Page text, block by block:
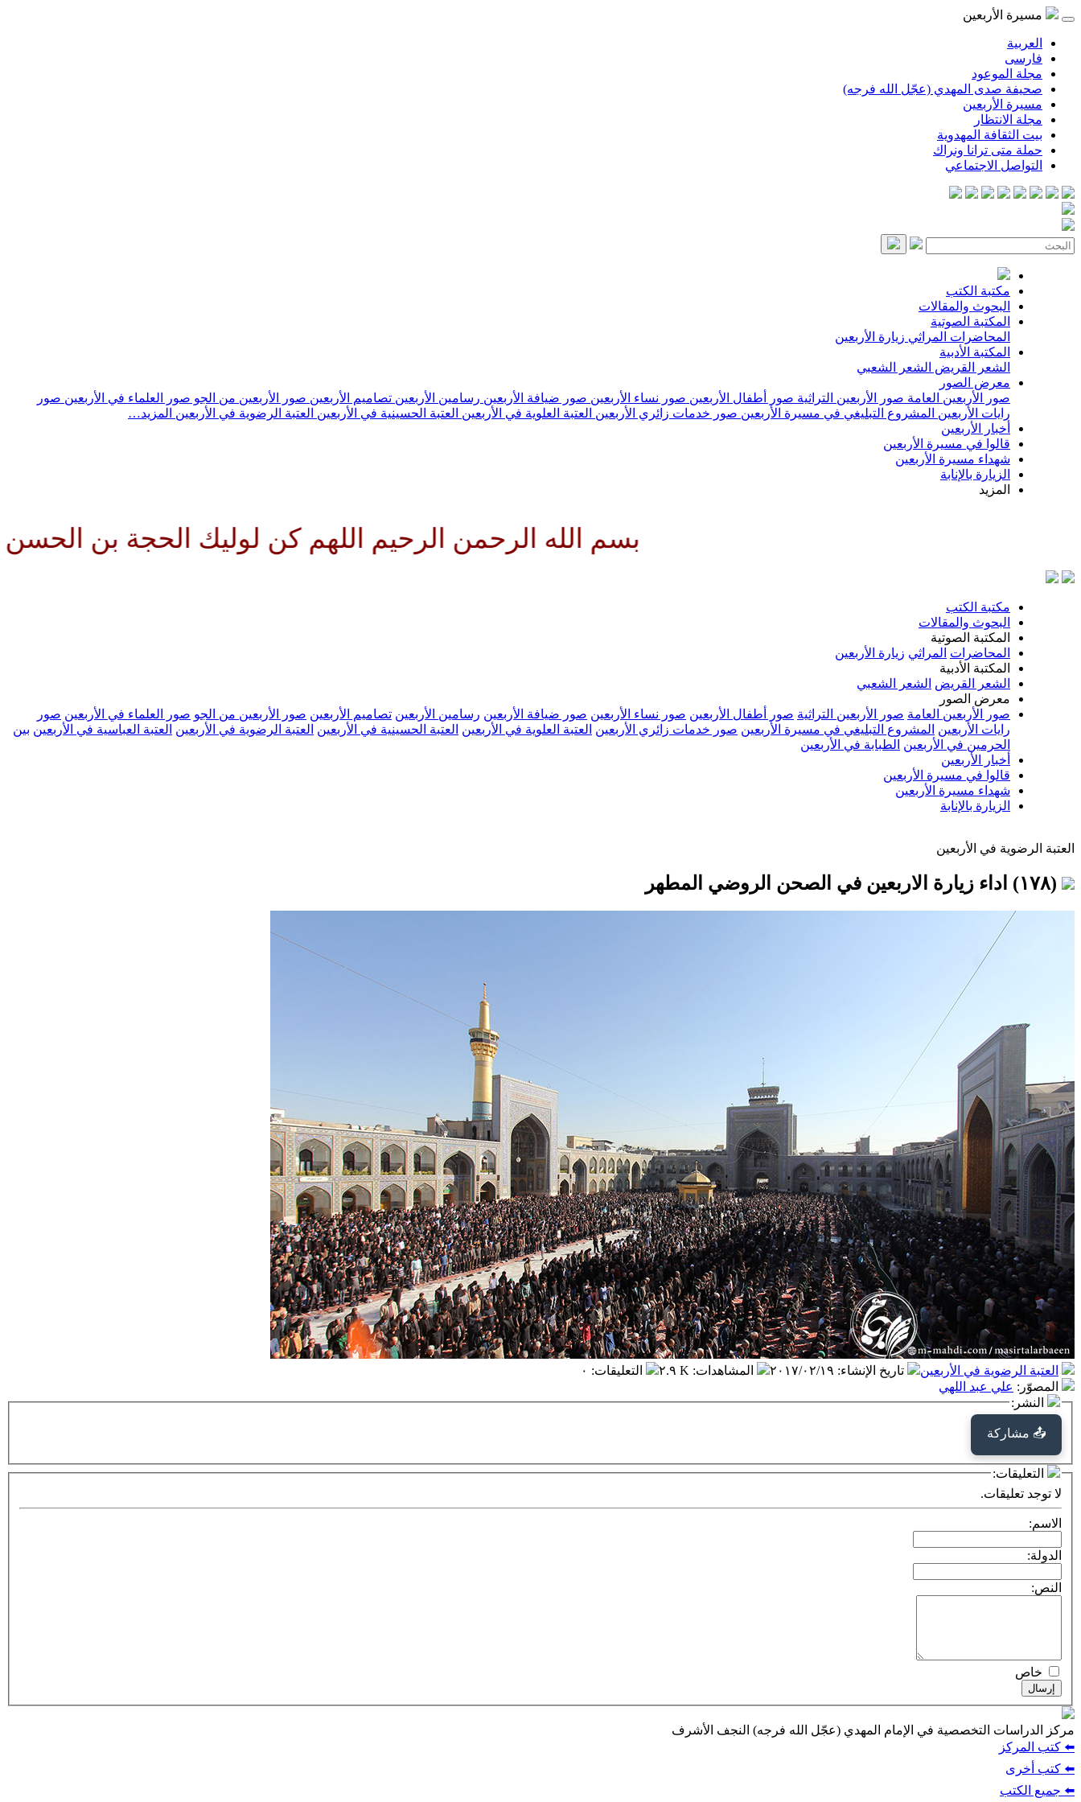
مسيرة الأربعين
العربية
فارسی
مجلة الموعود
صحيفة صدى المهدي (عجّل الله فرجه)
مسيرة الأربعين
مجلة الانتظار
بيت الثقافة المهدوية
حملة متى ترانا ونراك
التواصل الاجتماعي
مكتبة الكتب
البحوث والمقالات
المكتبة الصوتية
المحاضرات المراثي زيارة الأربعين
المكتبة الأدبية
الشعر القريض الشعر الشعبي
معرض الصور
صور الأربعين العامة صور الأربعين التراثية صور أطفال الأربعين صور نساء الأربعين صور ضيافة الأربعين رسامين الأربعين تصاميم الأربعين صور الأربعين من الجو صور العلماء في الأربعين صور
رايات الأربعين المشروع التبليغي في مسيرة الأربعين صور خدمات زائري الأربعين العتبة العلوية في الأربعين العتبة الحسينية في الأربعين العتبة الرضوية في الأربعين المزيد…
أخبار الأربعين
قالوا في مسيرة الأربعين
شهداء مسيرة الأربعين
الزيارة بالإنابة
المزيد
بسم الله الرحمن الرحيم اللهم كن لوليك الحجة بن الحسن
مكتبة الكتب
البحوث والمقالات
المكتبة الصوتية
المحاضرات المراثي زيارة الأربعين
المكتبة الأدبية
الشعر القريض الشعر الشعبي
معرض الصور
صور الأربعين العامة صور الأربعين التراثية صور أطفال الأربعين صور نساء الأربعين صور ضيافة الأربعين رسامين الأربعين تصاميم الأربعين صور الأربعين من الجو صور العلماء في الأربعين صور
رايات الأربعين المشروع التبليغي في مسيرة الأربعين صور خدمات زائري الأربعين العتبة العلوية في الأربعين العتبة الحسينية في الأربعين العتبة الرضوية في الأربعين العتبة العباسية في الأربعين بين
الحرمين في الأربعين الطبابة في الأربعين
أخبار الأربعين
قالوا في مسيرة الأربعين
شهداء مسيرة الأربعين
الزيارة بالإنابة
العتبة الرضوية في الأربعين
(١٧٨) اداء زيارة الاربعين في الصحن الروضي المطهر
العتبة الرضوية في الأربعين تاريخ الإنشاء: ٢٠١٧/٠٢/١٩ المشاهدات: ٢.٩ K التعليقات: ٠
المصوّر : علي عبد اللهي
النشر:
📤 مشاركة
التعليقات:
لا توجد تعليقات.
الاسم:
الدولة:
النص:
خاص
إرسال
مركز الدراسات التخصصية في الإمام المهدي (عجّل الله فرجه) النجف الأشرف
⬅️ كتب المركز
⬅️ كتب أخرى
⬅️ جميع الكتب